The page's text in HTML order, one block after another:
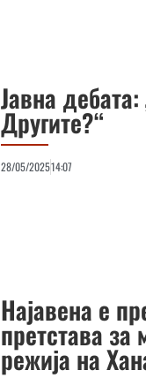
Јавна
Другите?“
28/05/202514:07
Најавена е
претстава
режија на